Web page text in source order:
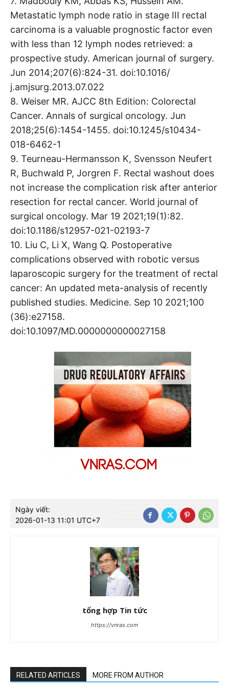
Metastatic lymph node ratio in stage III rectal
carcinoma is a valuable prognostic factor even
with less than 12 lymph nodes retrieved: a
prospective study. American journal of surgery.
Jun 2014;207(6):824-31. doi:10.1016/
j.amjsurg.2013.07.022
8. Weiser MR. AJCC 8th Edition: Colorectal
Cancer. Annals of surgical oncology. Jun
2018;25(6):1454-1455. doi:10.1245/s10434-
018-6462-1
9. Teurneau-Hermansson K, Svensson Neufert
R, Buchwald P, Jorgren F. Rectal washout does
not increase the complication risk after anterior
resection for rectal cancer. World journal of
surgical oncology. Mar 19 2021;19(1):82.
doi:10.1186/s12957-021-02193-7
10. Liu C, Li X, Wang Q. Postoperative
complications observed with robotic versus
laparoscopic surgery for the treatment of rectal
cancer: An updated meta-analysis of recently
published studies. Medicine. Sep 10 2021;100
(36):e27158.
doi:10.1097/MD.0000000000027158
Ngày viết:
2026-01-13 11:01 UTC+7
tổng hợp Tin tức
https://vnras.com
RELATED ARTICLES MORE FROM AUTHOR